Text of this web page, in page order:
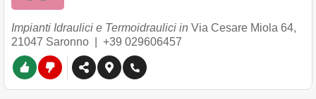
Impianti Idraulici e Termoidraulici in Via Cesare Miola 64,
21047 Saronno +39 029606457